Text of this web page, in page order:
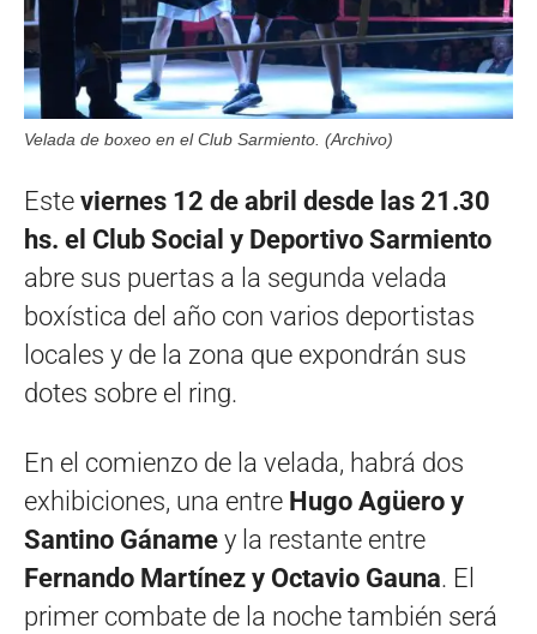
Velada de boxeo en el Club Sarmiento. (Archivo)
Este viernes 12 de abril desde las 21.30
hs. el Club Social y Deportivo Sarmiento
abre sus puertas a la segunda velada
boxística del año con varios deportistas
locales y de la zona que expondrán sus
dotes sobre el ring.
En el comienzo de la velada, habrá dos
exhibiciones, una entre Hugo Agüero y
Santino Gáname y la restante entre
Fernando Martínez y Octavio Gauna. El
primer combate de la noche también será